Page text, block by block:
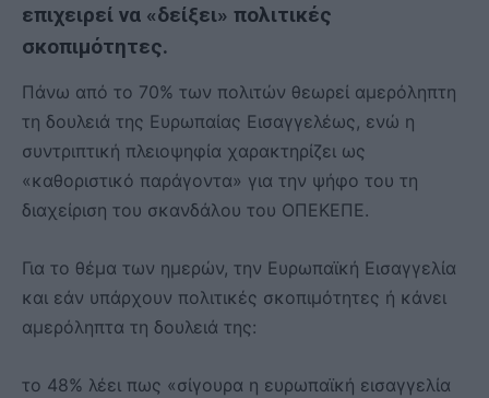
επιχειρεί να «δείξει» πολιτικές
σκοπιμότητες.
Πάνω από το 70% των πολιτών θεωρεί αμερόληπτη
τη δουλειά της Ευρωπαίας Εισαγγελέως, ενώ η
συντριπτική πλειοψηφία χαρακτηρίζει ως
«καθοριστικό παράγοντα» για την ψήφο του τη
διαχείριση του σκανδάλου του ΟΠΕΚΕΠΕ.
Για το θέμα των ημερών, την Ευρωπαϊκή Εισαγγελία
και εάν υπάρχουν πολιτικές σκοπιμότητες ή κάνει
αμερόληπτα τη δουλειά της:
το 48% λέει πως «σίγουρα η ευρωπαϊκή εισαγγελία